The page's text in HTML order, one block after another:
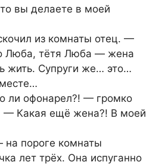
вы делаете в моей
из комнаты отец. —
Люба, тётя Люба — жена
жить. Супруги же… это…
ли офонарел?! — громко
— Какая ещё жена?! В моей
пороге комнаты
лет трёх. Она испуганно